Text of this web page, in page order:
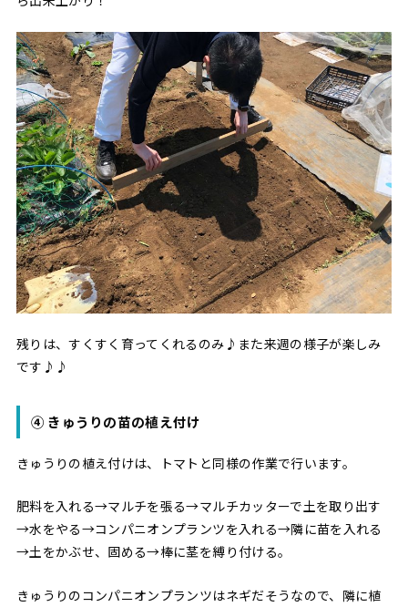
残りは、すくすく育ってくれるのみ♪また来週の様子が楽しみ
です♪♪
④ きゅうりの苗の植え付け
きゅうりの植え付けは、トマトと同様の作業で行います。
肥料を入れる→マルチを張る→マルチカッターで土を取り出す
→水をやる→コンパニオンプランツを入れる→隣に苗を入れる
→土をかぶせ、固める→棒に茎を縛り付ける。
きゅうりのコンパニオンプランツはネギだそうなので、隣に植